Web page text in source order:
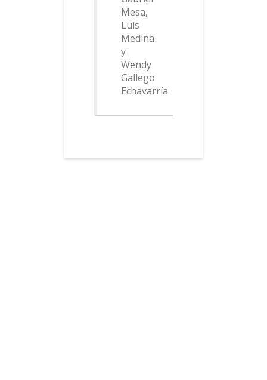
Mesa,
Luis
Medina
y
Wendy
Gallego
Echavarría.